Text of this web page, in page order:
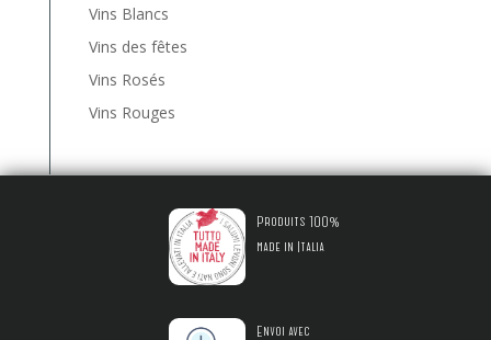
Vins Blancs
Vins des fêtes
Vins Rosés
Vins Rouges
Produits 100%
made in Italia
Envoi avec